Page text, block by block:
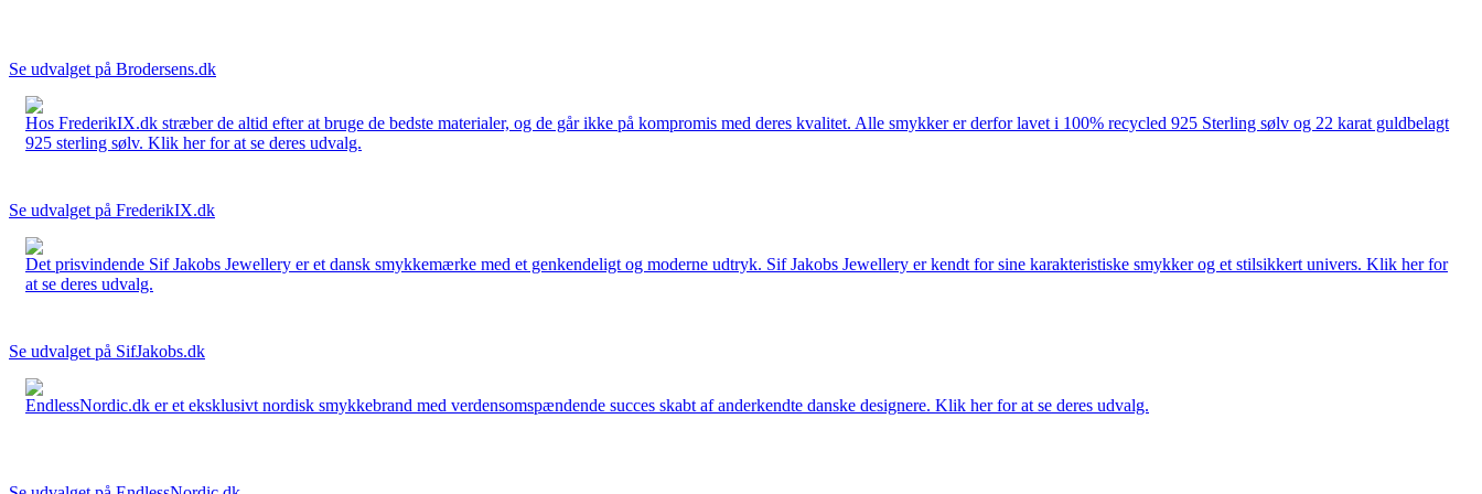
Se udvalget på Brodersens.dk
Hos FrederikIX.dk stræber de altid efter at bruge de bedste materialer, og de går ikke på kompromis med deres kvalitet. Alle smykker er derfor lavet i 100% recycled 925 Sterling sølv og 22 karat guldbelagt
925 sterling sølv. Klik her for at se deres udvalg.
Se udvalget på FrederikIX.dk
Det prisvindende Sif Jakobs Jewellery er et dansk smykkemærke med et genkendeligt og moderne udtryk. Sif Jakobs Jewellery er kendt for sine karakteristiske smykker og et stilsikkert univers. Klik her for
at se deres udvalg.
Se udvalget på SifJakobs.dk
EndlessNordic.dk er et eksklusivt nordisk smykkebrand med verdensomspændende succes skabt af anderkendte danske designere. Klik her for at se deres udvalg.